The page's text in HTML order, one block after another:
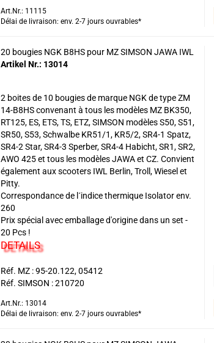
Art.Nr.: 11115
Délai de livraison: env. 2-7 jours ouvrables*
20 bougies NGK B8HS pour MZ SIMSON JAWA IWL
Artikel Nr.: 13014
2 boites de 10 bougies de marque NGK de type ZM
14-B8HS convenant à tous les modèles MZ BK350,
RT125, ES, ETS, TS, ETZ, SIMSON modèles S50, S51,
SR50, S53, Schwalbe KR51/1, KR5/2, SR4-1 Spatz,
SR4-2 Star, SR4-3 Sperber, SR4-4 Habicht, SR1, SR2,
AWO 425 et tous les modèles JAWA et CZ. Convient
également aux scooters IWL Berlin, Troll, Wiesel et
Pitty.
Correspondance de l´indice thermique Isolator env.
260
Prix spécial avec emballage d'origine dans un set -
20 Pcs !
DETAILS
Réf. MZ : 95-20.122, 05412
Réf. SIMSON : 210720
Art.Nr.: 13014
Délai de livraison: env. 2-7 jours ouvrables*